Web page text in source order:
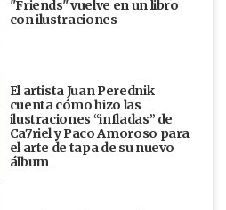
"Friends" vuelve en un libro
con ilustraciones
El artista Juan Perednik
cuenta cómo hizo las
ilustraciones “infladas” de
Ca7riel y Paco Amoroso para
el arte de tapa de su nuevo
álbum